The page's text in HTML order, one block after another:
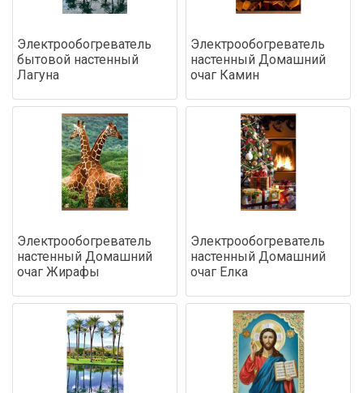
Электрообогреватель
бытовой настенный
Лагуна
Электрообогреватель
настенный Домашний
очаг Камин
Электрообогреватель
настенный Домашний
очаг Жирафы
Электрообогреватель
настенный Домашний
очаг Елка